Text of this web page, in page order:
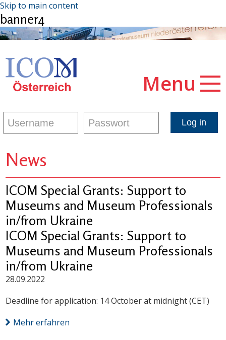
Skip to main content
banner4
Menu
News
ICOM Special Grants: Support to
Museums and Museum Professionals
in/from Ukraine
ICOM Special Grants: Support to
Museums and Museum Professionals
in/from Ukraine
28.09.2022
Deadline for application: 14 October at midnight (CET)
Mehr erfahren